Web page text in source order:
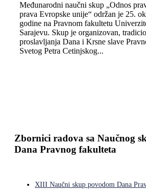
Međunarodni naučni skup „Odnos
prava Evropske unije“ održan je 25.
godine na Pravnom fakultetu
Sarajevu. Skup je organizovan,
proslavlјanja Dana i Krsne slave
Svetog Petra Cetinjskog...
Zbornici radova sa Naučnog
Dana Pravnog fakulteta
XIII Naučni skup povodom Dana